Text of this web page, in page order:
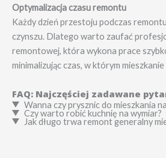
Optymalizacja czasu remontu
Każdy dzień przestoju podczas
czynszu. Dlatego warto zaufać
remontowej, która wykona prace
minimalizując czas, w którym
FAQ: Najczęściej zadawane
Wanna czy prysznic do mieszkania
Czy warto robić kuchnię na wymiar?
Jak długo trwa remont generalny